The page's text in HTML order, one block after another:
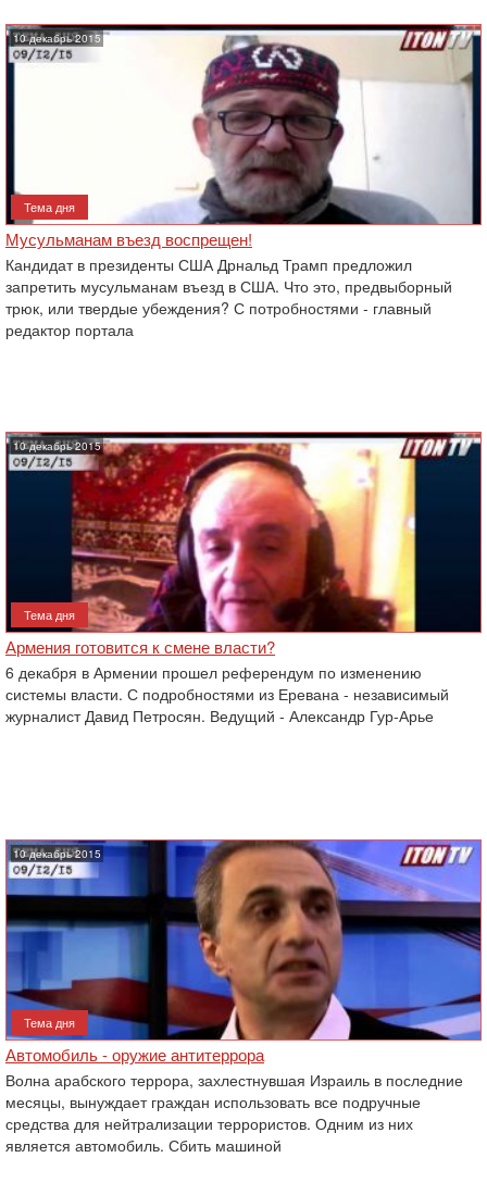
10 декабрь 2015
Тема дня
Мусульманам въезд воспрещен!
Кандидат в президенты США Дрнальд Трамп предложил
запретить мусульманам въезд в США. Что это, предвыборный
трюк, или твердые убеждения? С потробностями - главный
редактор портала
10 декабрь 2015
Тема дня
Армения готовится к смене власти?
6 декабря в Армении прошел референдум по изменению
системы власти. С подробностями из Еревана - независимый
журналист Давид Петросян. Ведущий - Александр Гур-Арье
10 декабрь 2015
Тема дня
Автомобиль - оружие антитеррора
Волна арабского террора, захлестнувшая Израиль в последние
месяцы, вынуждает граждан использовать все подручные
средства для нейтрализации террористов. Одним из них
является автомобиль. Сбить машиной